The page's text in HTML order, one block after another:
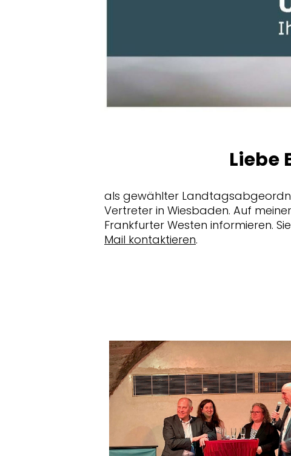
Liebe
als gewählter
Vertreter in Wiesbaden. Auf
Frankfurter Westen informieren.
Mail kontaktieren.